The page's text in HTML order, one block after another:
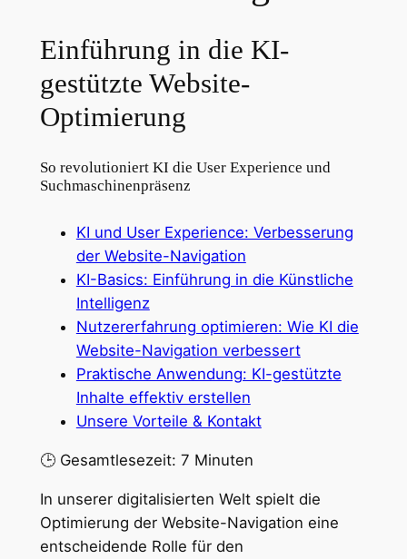
Einführung in die KI-
gestützte Website-
Optimierung
So revolutioniert KI die User Experience und
Suchmaschinenpräsenz
KI und User Experience: Verbesserung
der Website-Navigation
KI-Basics: Einführung in die Künstliche
Intelligenz
Nutzererfahrung optimieren: Wie KI die
Website-Navigation verbessert
Praktische Anwendung: KI-gestützte
Inhalte effektiv erstellen
Unsere Vorteile & Kontakt
🕒 Gesamtlesezeit: 7 Minuten
In unserer digitalisierten Welt spielt die
Optimierung der Website-Navigation eine
entscheidende Rolle für den